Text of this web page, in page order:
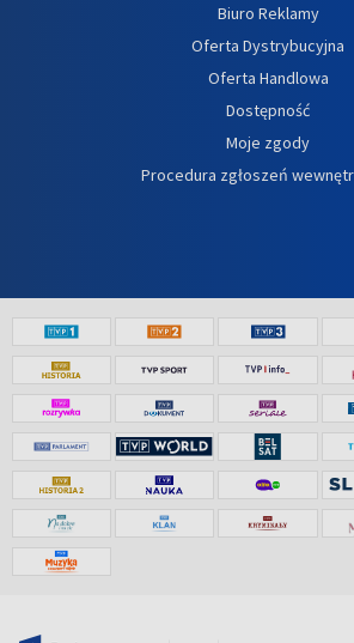
Biuro Reklamy
Oferta Dystrybucyjna
Oferta Handlowa
Dostępność
Moje zgody
Procedura zgłoszeń